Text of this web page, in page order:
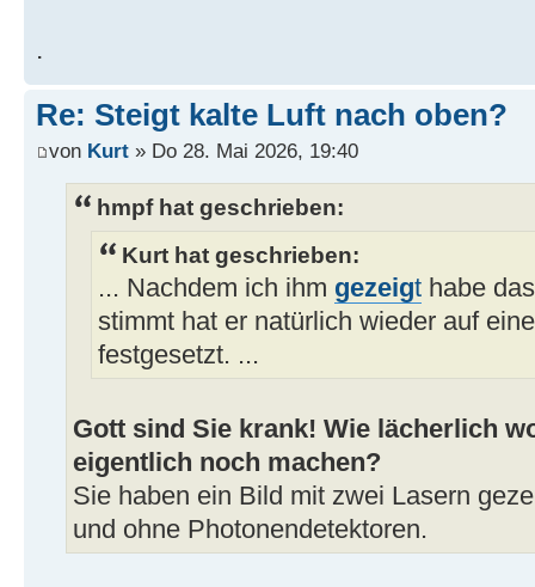
.
Re: Steigt kalte Luft nach oben?
von Kurt » Do 28. Mai 2026, 19:40
hmpf hat geschrieben:
Kurt hat geschrieben:
... Nachdem ich ihm gezeigt habe
stimmt hat er natürlich wieder auf
festgesetzt. ...
Gott sind Sie krank! Wie lächerlich
eigentlich noch machen?
Sie haben ein Bild mit zwei Lasern
und ohne Photonendetektoren.